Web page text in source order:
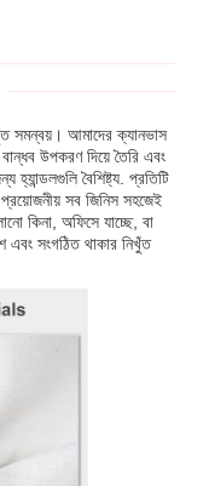
সমন্বয়। আমাদের ক্যানভাস
উপকরণ দিয়ে তৈরি এবং
বৈশিষ্ট্য. প্রতিটি
সব জিনিস সহজেই
কিনা, অফিসে যাচ্ছে, বা
এবং সংগঠিত থাকার নিখুঁত